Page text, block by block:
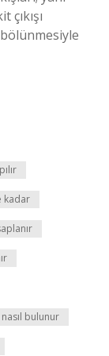
kadar
nasıl bulunur